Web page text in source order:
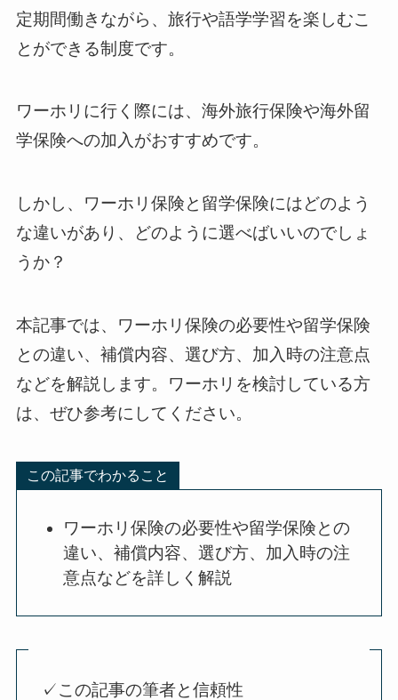
定期間働きながら、旅行や語学学習を楽しむこ
とができる制度です。
ワーホリに行く際には、海外旅行保険や海外留
学保険への加入がおすすめです。
しかし、ワーホリ保険と留学保険にはどのよう
な違いがあり、どのように選べばいいのでしょ
うか？
本記事では、ワーホリ保険の必要性や留学保険
との違い、補償内容、選び方、加入時の注意点
などを解説します。ワーホリを検討している方
は、ぜひ参考にしてください。
この記事でわかること
ワーホリ保険の必要性や留学保険との
違い、補償内容、選び方、加入時の注
意点などを詳しく解説
✓この記事の筆者と信頼性